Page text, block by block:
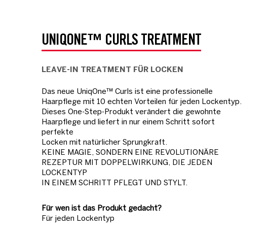
UNIQONE™ CURLS TREATMENT
LEAVE-IN TREATMENT FÜR LOCKEN
Das neue UniqOne™ Curls ist eine professionelle
Haarpflege mit 10 echten Vorteilen für jeden Lockentyp.
Dieses One-Step-Produkt verändert die gewohnte
Haarpflege und liefert in nur einem Schritt sofort
perfekte
Locken mit natürlicher Sprungkraft.
KEINE MAGIE, SONDERN EINE REVOLUTIONÄRE
REZEPTUR MIT DOPPELWIRKUNG, DIE JEDEN
LOCKENTYP
IN EINEM SCHRITT PFLEGT UND STYLT.
Für wen ist das Produkt gedacht?
Für jeden Lockentyp